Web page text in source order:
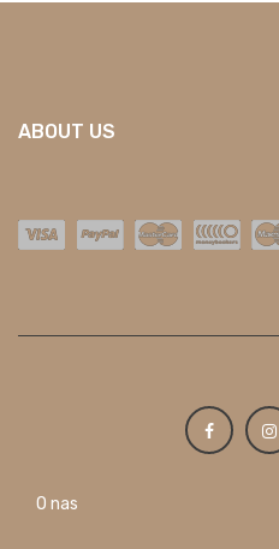
ABOUT US
O nas